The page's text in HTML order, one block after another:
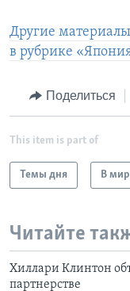
Другие
в рубрике
Поделиться
This item is part of
Темы дня В
Читайте
Хиллари Клинтон
партнерстве